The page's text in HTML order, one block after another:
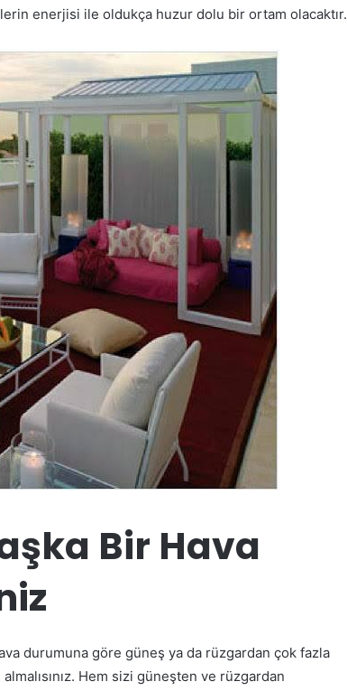
enerjisi ile oldukça huzur dolu bir ortam olacaktır.
Bir Hava
durumuna göre güneş ya da rüzgardan çok fazla
Hem sizi güneşten ve rüzgardan